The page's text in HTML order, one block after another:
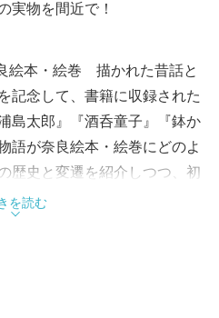
実物を間近で！
絵本・絵巻 描かれた昔話と
記念して、書籍に収録された
島太郎』『酒呑童子』『鉢か
語が奈良絵本・絵巻にどのよ
歴史と変遷を紹介しつつ、初
料を間近に観ることができ
りを体感する特別展示、この
を読む